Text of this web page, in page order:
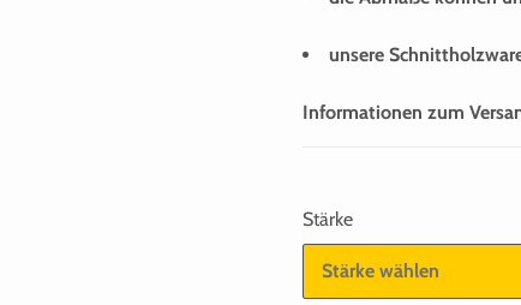
unsere
Informationen zum
Stärke
Stärke wählen